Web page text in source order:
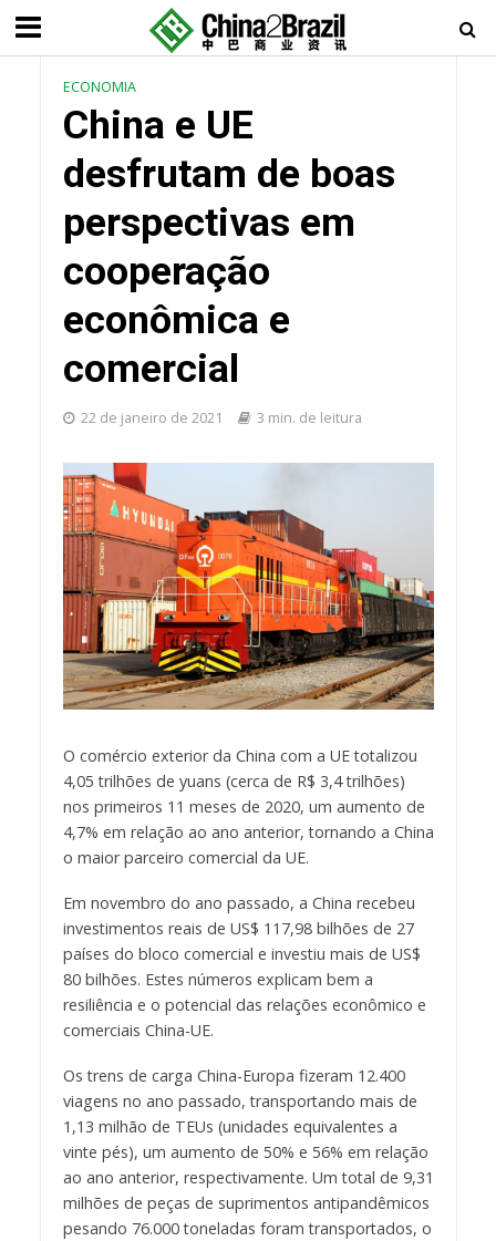
ECONOMIA
China e UE
desfrutam de boas
perspectivas em
cooperação
econômica e
comercial
22 de janeiro de 2021 3 min. de leitura
O comércio exterior da China com a UE totalizou
4,05 trilhões de yuans (cerca de R$ 3,4 trilhões)
nos primeiros 11 meses de 2020, um aumento de
4,7% em relação ao ano anterior, tornando a China
o maior parceiro comercial da UE.
Em novembro do ano passado, a China recebeu
investimentos reais de US$ 117,98 bilhões de 27
países do bloco comercial e investiu mais de US$
80 bilhões. Estes números explicam bem a
resiliência e o potencial das relações econômico e
comerciais China-UE.
Os trens de carga China-Europa fizeram 12.400
viagens no ano passado, transportando mais de
1,13 milhão de TEUs (unidades equivalentes a
vinte pés), um aumento de 50% e 56% em relação
ao ano anterior, respectivamente. Um total de 9,31
milhões de peças de suprimentos antipandêmicos
pesando 76.000 toneladas foram transportados, o